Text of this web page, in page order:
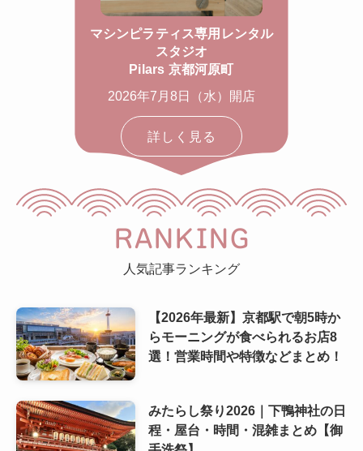
マシンピラティス専用レンタル
スタジオ
Pilars 京都河原町
2026年7月8日（水）開店
詳しく見る
RANKING
人気記事ランキング
【2026年最新】京都駅で朝5時か
らモーニングが食べられるお店8
選！営業時間や特徴などまとめ！
みたらし祭り2026｜下鴨神社の日
程・屋台・時間・混雑まとめ【御